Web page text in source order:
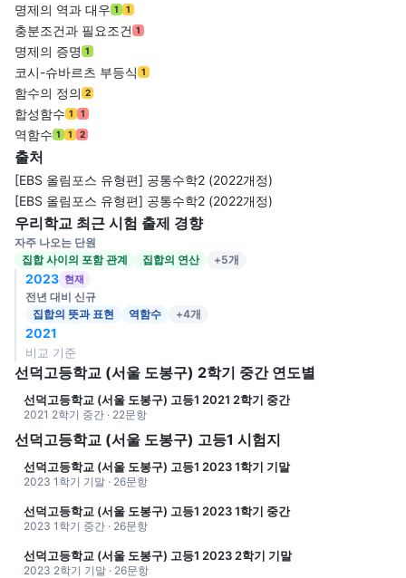
명제의 역과 대우 1 1
충분조건과 필요조건 1
명제의 증명 1
코시-슈바르츠 부등식 1
함수의 정의 2
합성함수 1 1
역함수 1 1 2
출처
[EBS 올림포스 유형편] 공통수학2 (2022개정)
[EBS 올림포스 유형편] 공통수학2 (2022개정)
우리학교 최근 시험 출제 경향
자주 나오는 단원
집합 사이의 포함 관계
집합의 연산 +5개
2023 현재
전년 대비 신규
집합의 뜻과 표현
역함수 +4개
2021
비교 기준
선덕고등학교 (서울 도봉구) 2학기 중간 연도별
선덕고등학교 (서울 도봉구) 고등1 2021 2학기 중간
2021 2학기 중간 · 22문항
선덕고등학교 (서울 도봉구) 고등1 시험지
선덕고등학교 (서울 도봉구) 고등1 2023 1학기 기말
2023 1학기 기말 · 26문항
선덕고등학교 (서울 도봉구) 고등1 2023 1학기 중간
2023 1학기 중간 · 26문항
선덕고등학교 (서울 도봉구) 고등1 2023 2학기 기말
2023 2학기 기말 · 26문항